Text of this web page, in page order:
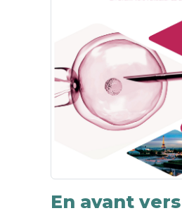
En avant vers